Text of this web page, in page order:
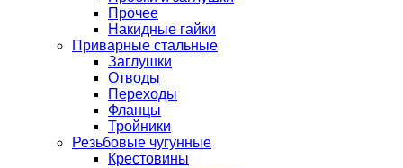
Прочее
Накидные гайки
Приварные стальные
Заглушки
Отводы
Переходы
Фланцы
Тройники
Резьбовые чугунные
Крестовины